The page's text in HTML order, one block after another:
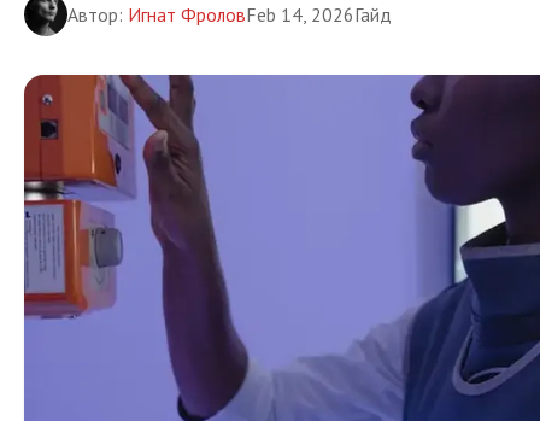
Автор: Игнат ФроловFeb 14, 2026Гайд